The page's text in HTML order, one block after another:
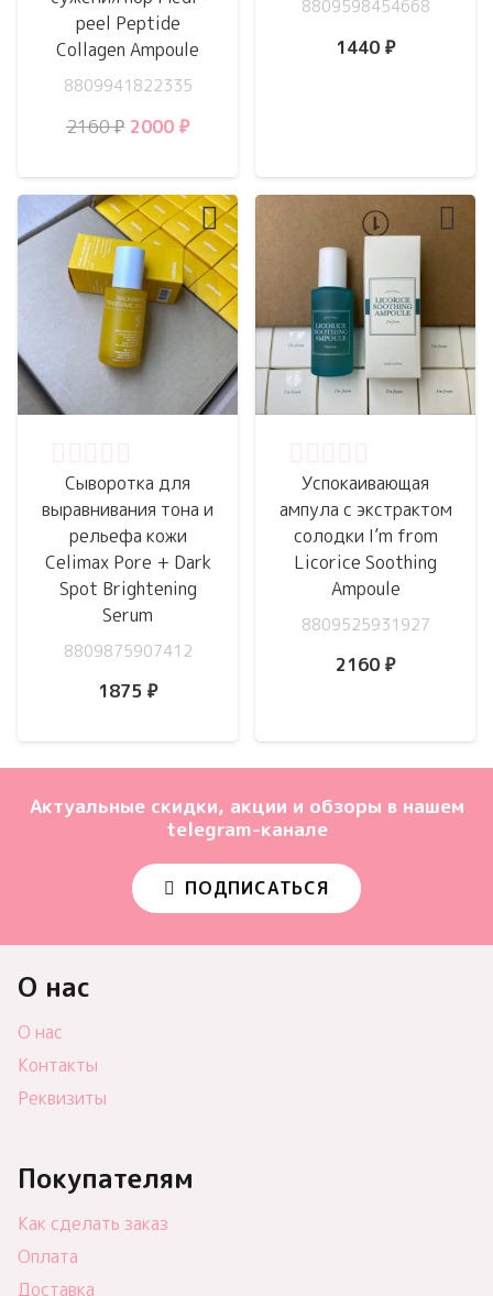
peel Peptide
Collagen Ampoule
8809941822335
2160₽ Первоначальная
составляла
2160 ₽.
2000 ₽Текущая
2000 ₽.
8809598454668
1440 ₽
Сыворотка для
выравнивания тона и
рельефа кожи
Celimax Pore + Dark
Spot Brightening
Serum
8809875907412
1875 ₽
Успокаивающая
ампула с экстрактом
солодки I’m from
Licorice Soothing
Ampoule
8809525931927
2160 ₽
Актуальные скидки, акции и обзоры в нашем
telegram-канале
ПОДПИСАТЬСЯ
О нас
О нас
Контакты
Реквизиты
Покупателям
Как сделать заказ
Оплата
Доставка